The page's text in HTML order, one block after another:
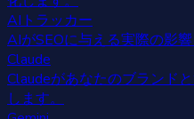
AIトラッカー
AIがSEOに与える実際の影響
Claude
Claudeがあなたのブランド
します。